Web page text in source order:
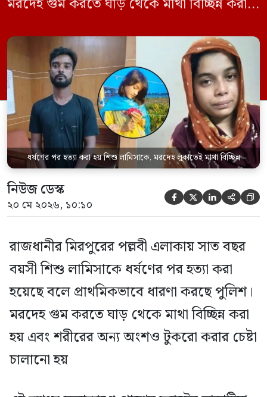
চালানো হয় এই নৃশংস হত্যাকাণ্ডে পাশের ফ্ল্যাটের
ভাড়াটিয়া সোহেল রানা (৩০) ও তার স্ত্রী স্বপ্না
আক্তারকে (২৬) মাত্র ৭ ঘণ্টার […]
ধর্ষণের পর হত্যা করা হয় শিশু লামিসাকে, মরদেহ লুকাতেই মাথা বিচ্ছিন্ন
নিউজ ডেস্ক
২০ মে ২০২৬, ১০:১০     
রাজধানীর মিরপুরের পল্লবী এলাকায় সাত বছর
বয়সী শিশু লামিসাকে ধর্ষণের পর হত্যা করা
হয়েছে বলে প্রাথমিকভাবে ধারণা করছে পুলিশ।
মরদেহ গুম করতে ঘাড় থেকে মাথা বিচ্ছিন্ন করা
হয় এবং শরীরের অন্য অংশও টুকরো করার চেষ্টা
চালানো হয়